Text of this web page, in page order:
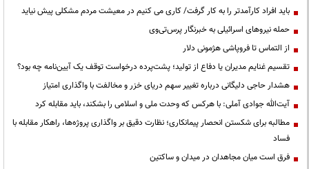
باید افراد کارآمدتر را به کار گرفت/ کاری می کنیم در معیشت مردم مشکلی پیش نیاید
حمله نیروهای اسرائیلی به خبرنگار پرس‌تی‌وی
از التماس تا فروپاشی هژمونی دلار
تقسیم غنایم مدیران یا دفاع از تولید؛ پشت‌پرده درخواست توقف یک آیین‌نامه چه بود؟
هشدار حاجی دلیگانی درباره تغییر سهم دریای خزر و مخالفت با واگذاری امتیاز
آیت‌الله جوادی آملی: با هرکس که وحدت ملی و اسلامی را بشکند، باید مقابله کرد
مطالبه برای شکستن انحصار پیمانکاری؛ نظارت دقیق بر واگذاری پروژه‌ها، راهکار مقابله با
فساد
فرق است میان مجاهدان در میدان و ساکتین